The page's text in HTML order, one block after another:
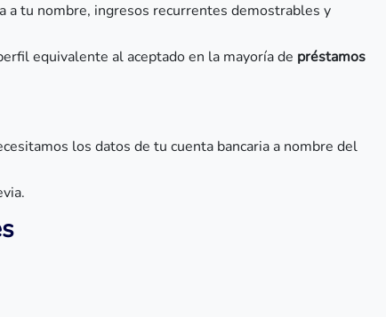
a tu nombre, ingresos recurrentes demostrables y
equivalente al aceptado en la mayoría de préstamos
los datos de tu cuenta bancaria a nombre del